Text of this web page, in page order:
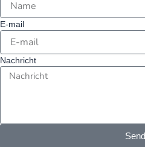
E-mail
Nachricht
Send